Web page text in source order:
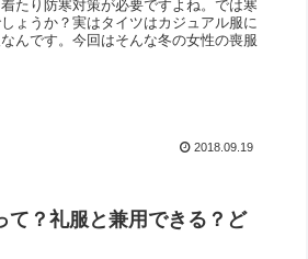
たり防寒対策が必要ですよね。では寒
ょうか？実はタイツはカジュアル服に
んです。今回はそんな冬の女性の喪服
2018.09.19
て？礼服と兼用できる？ど